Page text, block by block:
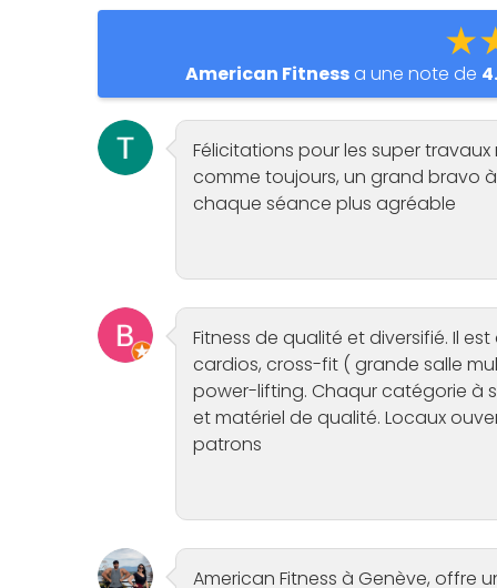
American Fitnessa une note de
Félicitations pour les super travaux
comme toujours, un grand bravo
chaque séance plus agréable
Fitness de qualité et diversifié. Il
cardios, cross-fit ( grande salle
power-lifting. Chaqur catégorie à
et matériel de qualité. Locaux
patrons
American Fitness à Genève, offre